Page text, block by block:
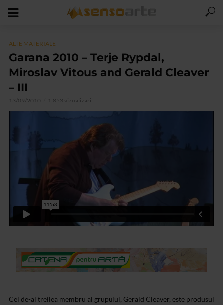
ALTE MATERIALE
Garana 2010 – Terje Rypdal,
Miroslav Vitous and Gerald Cleaver
– III
13/09/2010 1.853 vizualizari
Cel de-al treilea membru al grupului, Gerald Cleaver, este produsul